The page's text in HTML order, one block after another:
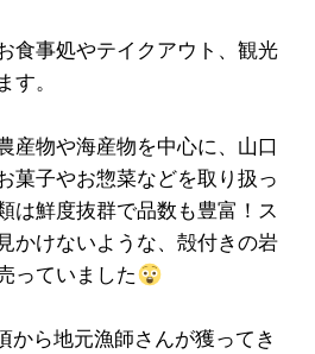
食事処やテイクアウト、観光
す。
産物や海産物を中心に、山口
菓子やお惣菜などを取り扱っ
は鮮度抜群で品数も豊富！ス
かけないような、殻付きの岩
っていました
から地元漁師さんが獲ってき